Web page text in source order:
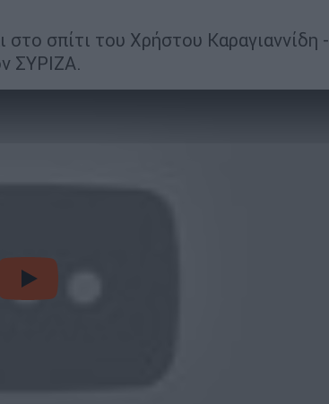
σπίτι του Χρήστου Καραγιαννίδη -
ΣΥΡΙΖΑ.
video